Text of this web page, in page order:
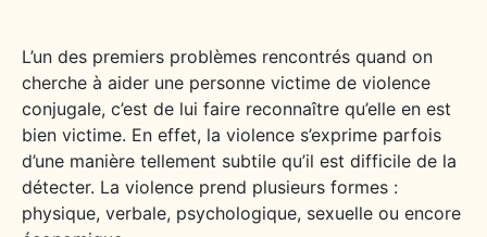
L’un des premiers problèmes rencontrés quand on
cherche à aider une personne victime de violence
conjugale, c’est de lui faire reconnaître qu’elle en est
bien victime. En effet, la violence s’exprime parfois
d’une manière tellement subtile qu’il est difficile de la
détecter. La violence prend plusieurs formes :
physique, verbale, psychologique, sexuelle ou encore